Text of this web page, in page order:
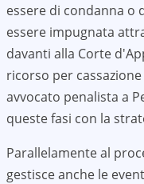
essere di condanna o
essere impugnata
davanti alla Corte
ricorso per
avvocato penalista a
queste fasi con la
Parallelamente al
gestisce anche le